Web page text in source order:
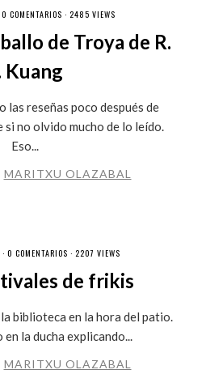
0 COMENTARIOS · 2485 VIEWS
de Troya de R.
Kuang
las reseñas poco después de
no olvido mucho de lo leído.
Eso...
MARITXU OLAZABAL
0 COMENTARIOS · 2207 VIEWS
de frikis
biblioteca en la hora del patio.
en la ducha explicando...
MARITXU OLAZABAL